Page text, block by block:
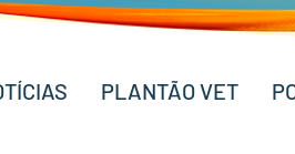
PLANTÃO VET